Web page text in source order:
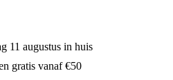
11 augustus in huis
gratis vanaf €50